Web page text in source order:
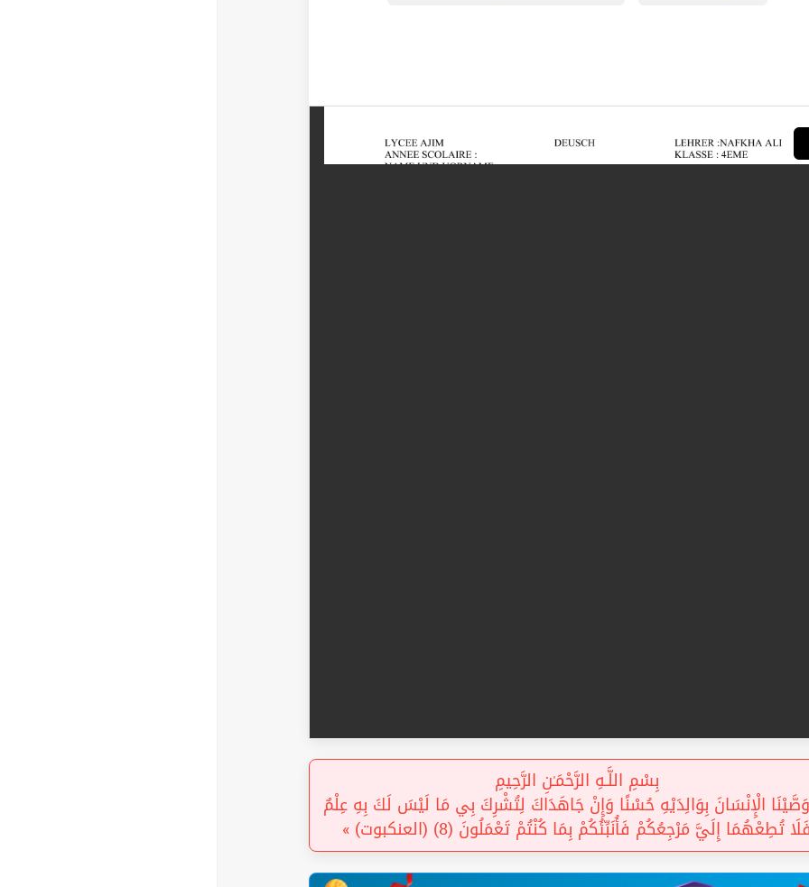
بِسْمِ اللَّـهِ الرَّحْمَـٰنِ الرَّحِيمِ
الْإِنْسَانَ بِوَالِدَيْهِ حُسْنًا وَإِنْ جَاهَدَاكَ لِتُشْرِكَ بِي مَا لَيْسَ لَكَ بِهِ عِلْمٌ
فَلَا تُطِعْهُمَا إِلَيَّ مَرْجِعُكُمْ فَأُنَبِّئُكُمْ بِمَا كُنْتُمْ تَعْمَلُونَ (8) (العنكبوت) »